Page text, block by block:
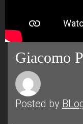
Giacomo
Posted by